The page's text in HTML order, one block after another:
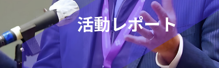
活動レポート